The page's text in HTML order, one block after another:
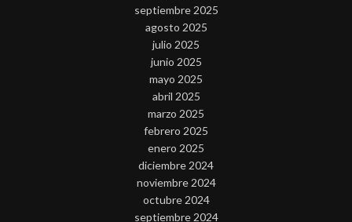
septiembre 2025
agosto 2025
julio 2025
junio 2025
mayo 2025
abril 2025
marzo 2025
febrero 2025
enero 2025
diciembre 2024
noviembre 2024
octubre 2024
septiembre 2024